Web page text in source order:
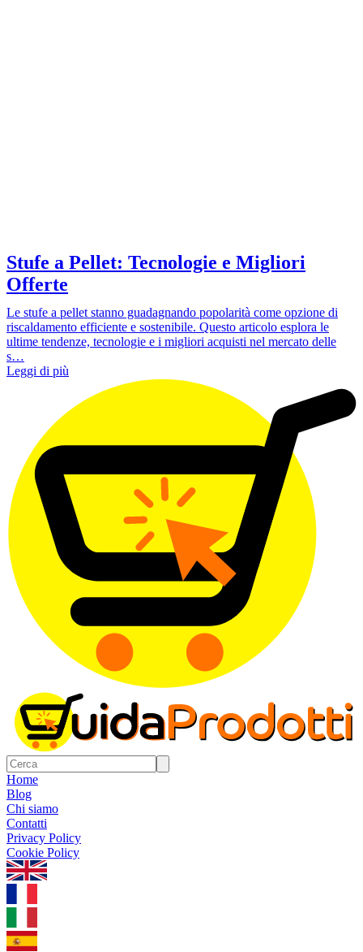
Stufe a Pellet: Tecnologie e Migliori
Offerte
Le stufe a pellet stanno guadagnando popolarità come opzione di
riscaldamento efficiente e sostenibile. Questo articolo esplora le
ultime tendenze, tecnologie e i migliori acquisti nel mercato delle
s…
Leggi di più
Home
Blog
Chi siamo
Contatti
Privacy Policy
Cookie Policy